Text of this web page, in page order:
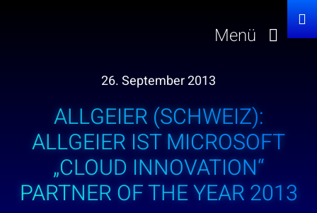
Menü
Lösungen
Über uns
Investor
26. September 2013
ALLGEIER (SCHWEIZ):
ALLGEIER IST MICROSOFT
„CLOUD INNOVATION“
PARTNER OF THE YEAR 2013